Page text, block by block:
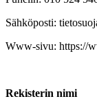
Sähköposti:
Www-sivu: https://
Rekisterin nimi